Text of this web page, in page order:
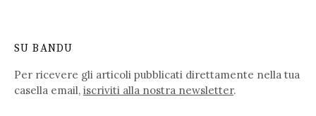
SU BANDU
Per ricevere gli articoli pubblicati direttamente nella tua
casella email, iscriviti alla nostra newsletter.